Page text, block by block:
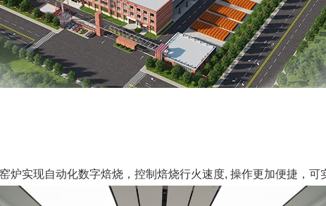
炉实现自动化数字焙烧，控制焙烧行火速度, 操作更加便捷，可